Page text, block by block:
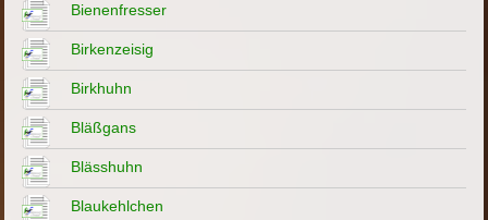
Bienenfresser
Birkenzeisig
Birkhuhn
Bläßgans
Blässhuhn
Blaukehlchen